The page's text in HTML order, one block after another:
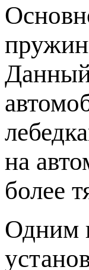
Данный
на
более
Одним